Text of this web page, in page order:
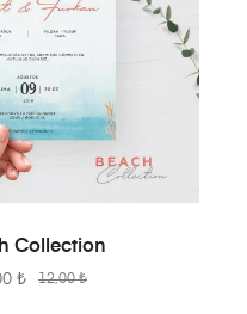
EKLE
Collection
12,00₺
₺